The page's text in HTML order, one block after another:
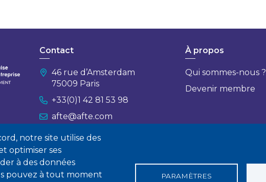
notre site utilise des
optimiser ses
à des données
pouvez à tout moment
PARAMÈTRES
Contact
46 rue d’Amsterdam
75009 Paris
+33(0)1 42 81 53 98
afte@afte.com
Nous contacter
À propos
Qui sommes-nous ?
Devenir membre